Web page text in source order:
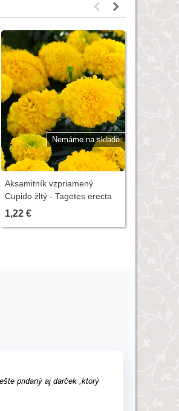
Nemáme na sklade
Aksamitník vzpriamený
Cupido žltý - Tagetes erecta
nana - predaj semien - 0,3 g
1,22 €
pridaný aj darček ,ktorý